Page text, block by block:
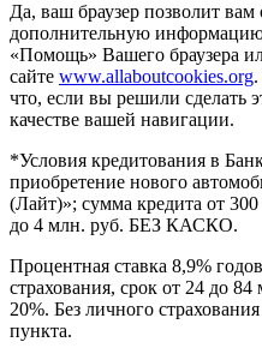
Да, ваш браузер позволит
дополнительную
«Помощь» Вашего браузера
сайте www.allaboutcookies.org
что, если вы решили сделать
качестве вашей навигации.
*Условия кредитования в
приобретение нового
(Лайт)»; сумма кредита от
до 4 млн. руб. БЕЗ КАСКО.
Процентная ставка 8,9%
страхования, срок от 24 до
20%. Без личного
пункта.